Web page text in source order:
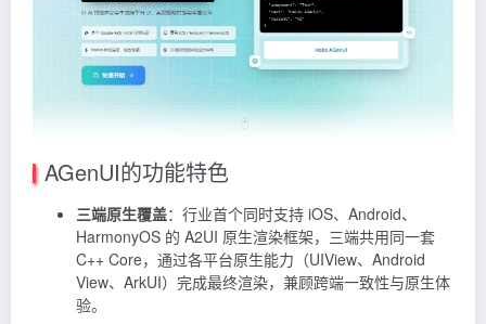
AGenUI的功能特色
三端原生覆盖：行业首个同时支持 iOS、Android、
HarmonyOS 的 A2UI 原生渲染框架，三端共用同一套
C++ Core，通过各平台原生能力（UIView、Android
View、ArkUI）完成最终渲染，兼顾跨端一致性与原生体
验。